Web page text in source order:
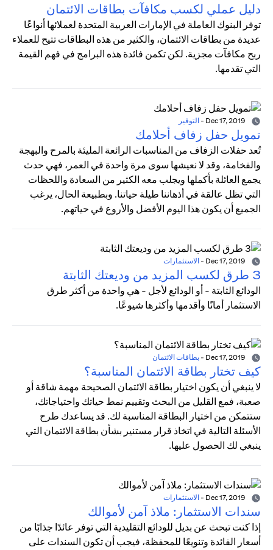
دليل عملي لكسب مكافآت بطاقات الائتمان
توفر البنوك العاملة في الإمارات العربية المتحدة لعملائها أنواعًا
عديدة من بطاقات الائتمان، والكثير من هذه البطاقات تتيح للعملاء
ربح مكافآت مجزية. لكن تكمن فائدة هذه البرامج في فهم القيمة
التي تقدمها.
- التوفير
تمويل حفل زفاف أحلامك
تُعد حفلات الزفاف من المناسبات الرائعة المليئة بالمرح والبهجة
والفخامة، وقد لا نعيشها سوى مرة واحدة في العمر، فهي حدث
يجمع العائلة بأكملها ويجلب معه الكثير من السعادة واللحظات
التي تظل عالقة في أذهاننا طيلة حياتنا. وبطبيعة الحال، يرغب
الجميع أن يكون هذا اليوم الأفضل والأروع في حياتهم.
- الاستثمارات
3 طرق لكسب المزيد من وديعتك الثابتة
الودائع الثابتة - أو الودائع لأجل - هي واحدة من أكثر طرق
الاستثمار أمانًا وأقدمها وأكثرها شيوعًا.
- بطاقات الائتمان
كيف تختار بطاقة الائتمان المناسبة؟
لا ينبغي أن يكون اختيار بطاقة الائتمان الصحيحة مهمة شاقة أو
صعبة، فمع القليل من البحث وتقييم نمط حياتك واحتياجاتك،
ستتمكن من اختيار البطاقة المناسبة لك. قد يساعدك طرح
الأسئلة التالية في اتخاذ قرار مستنير بشأن بطاقة الائتمان التي
ينبغي لك الحصول عليها.
- الاستثمارات
سندات الاستثمار: ملاذ آمن لأموالك
إذا كنت تبحث عن بديل للودائع التقليدية التي توفر عائدًا جذابًا من
أسعار الفائدة وتنويعًا للمحفظة، فيجب أن تكون السندات على